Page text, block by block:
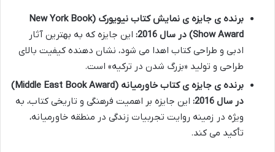
برنده ی جایزه ی نمایش کتاب نیویورک (New York Book
Show Award) در سال 2016:
این جایزه که به بهترین آثار
ادبی و طراحی کتاب اهدا می شود، نشان دهنده کیفیت بالای
طراحی و تولید «بزرگ شدن در ترکیه» است.
برنده ی جایزه ی کتاب خاورمیانه (Middle East Book Award)
در سال 2016:
این جایزه بر اهمیت فرهنگی و تاریخی کتاب، به
ویژه در زمینه روایت تجربیات زندگی در منطقه خاورمیانه،
تأکید می کند.